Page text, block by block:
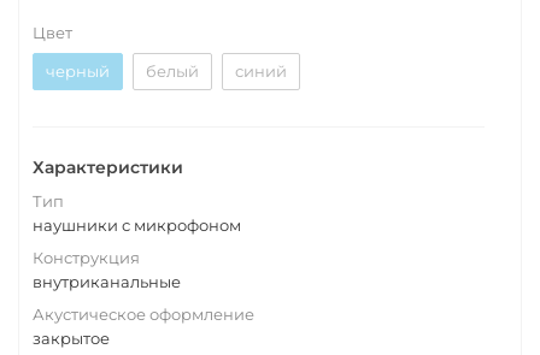
Цвет
черный
белый синий
Характеристики
Тип
наушники с микрофоном
Конструкция
внутриканальные
Акустическое оформление
закрытое